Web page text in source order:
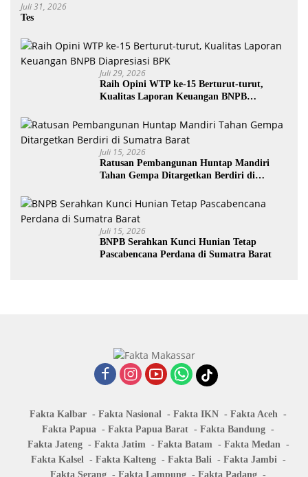
Juli 31, 2026
Tes
Juli 29, 2026
Raih Opini WTP ke-15 Berturut-turut,
Kualitas Laporan Keuangan BNPB
Juli 15, 2026
Ratusan Pembangunan Huntap Mandiri
Tahan Gempa Ditargetkan Berdiri di
Juli 15, 2026
BNPB Serahkan Kunci Hunian Tetap
Pascabencana Perdana di Sumatra Barat
Fakta Kalbar Fakta Nasional Fakta IKN
Fakta Aceh
Fakta Papua
Fakta Papua Barat
Fakta Bandung
Fakta Jateng
Fakta Jatim Fakta Batam
Fakta Medan
Fakta Kalsel
Fakta Kalteng Fakta Bali
Fakta Jambi
Fakta Serang
Fakta Lampung Fakta Padang